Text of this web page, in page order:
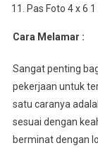
Pas Foto 4 x 6
Cara Melamar :
Sangat penting
pekerjaan untuk
satu caranya
sesuai dengan
berminat dengan